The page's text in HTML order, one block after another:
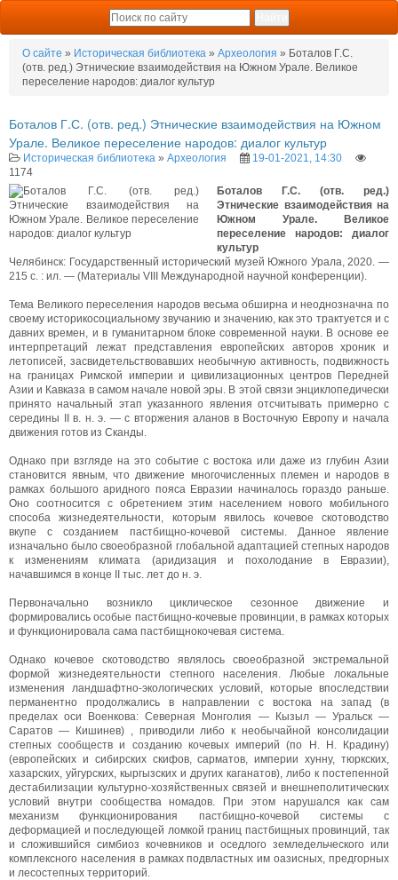
О сайте » Историческая библиотека » Археология » Боталов Г.С.
(отв. ред.) Этнические взаимодействия на Южном Урале. Великое
переселение народов: диалог культур
Боталов Г.С. (отв. ред.) Этнические взаимодействия на Южном
Урале. Великое переселение народов: диалог культур
Историческая библиотека » Археология
19-01-2021, 14:30
1174
Боталов Г.С. (отв. ред.)
Этнические взаимодействия на
Южном Урале. Великое
переселение народов: диалог
культур
Челябинск: Государственный исторический музей Южного Урала, 2020. —
215 с. : ил. — (Материалы VIII Международной научной конференции).
Тема Великого переселения народов весьма обширна и неоднозначна по
своему историкосоциальному звучанию и значению, как это трактуется и с
давних времен, и в гуманитарном блоке современной науки. В основе ее
интерпретаций лежат представления европейских авторов хроник и
летописей, засвидетельствовавших необычную активность, подвижность
на границах Римской империи и цивилизационных центров Передней
Азии и Кавказа в самом начале новой эры. В этой связи энциклопедически
принято начальный этап указанного явления отсчитывать примерно с
середины II в. н. э. — с вторжения аланов в Восточную Европу и начала
движения готов из Сканды.
Однако при взгляде на это событие с востока или даже из глубин Азии
становится явным, что движение многочисленных племен и народов в
рамках большого аридного пояса Евразии начиналось гораздо раньше.
Оно соотносится с обретением этим населением нового мобильного
способа жизнедеятельности, которым явилось кочевое скотоводство
вкупе с созданием пастбищно-кочевой системы. Данное явление
изначально было своеобразной глобальной адаптацией степных народов
к изменениям климата (аридизация и похолодание в Евразии),
начавшимся в конце II тыс. лет до н. э.
Первоначально возникло циклическое сезонное движение и
формировались особые пастбищно-кочевые провинции, в рамках которых
и функционировала сама пастбищнокочевая система.
Однако кочевое скотоводство являлось своеобразной экстремальной
формой жизнедеятельности степного населения. Любые локальные
изменения ландшафтно-экологических условий, которые впоследствии
перманентно продолжались в направлении с востока на запад (в
пределах оси Военкова: Северная Монголия — Кызыл — Уральск —
Саратов — Кишинев) , приводили либо к необычайной консолидации
степных сообществ и созданию кочевых империй (по Н. Н. Крадину)
(европейских и сибирских скифов, сарматов, империи хунну, тюркских,
хазарских, уйгурских, кыргызских и других каганатов), либо к постепенной
дестабилизации культурно-хозяйственных связей и внешнеполитических
условий внутри сообщества номадов. При этом нарушался как сам
механизм функционирования пастбищно-кочевой системы с
деформацией и последующей ломкой границ пастбищных провинций, так
и сложившийся симбиоз кочевников и оседлого земледельческого или
комплексного населения в рамках подвластных им оазисных, предгорных
и лесостепных территорий.